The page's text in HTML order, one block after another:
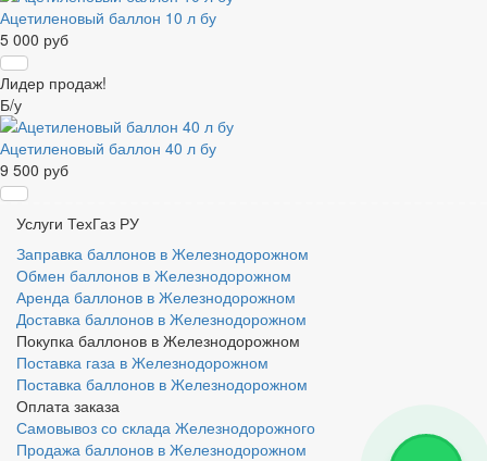
Ацетиленовый баллон 10 л бу
5 000 руб
Лидер продаж!
Б/у
Ацетиленовый баллон 40 л бу
9 500 руб
Услуги ТехГаз РУ
Заправка баллонов в Железнодорожном
Обмен баллонов в Железнодорожном
Аренда баллонов в Железнодорожном
Доставка баллонов в Железнодорожном
Покупка баллонов в Железнодорожном
Поставка газа в Железнодорожном
Поставка баллонов в Железнодорожном
Оплата заказа
Самовывоз со склада Железнодорожного
Продажа баллонов в Железнодорожном